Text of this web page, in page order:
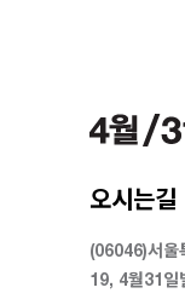
오시는길
(06046)서울
19, 4월31일